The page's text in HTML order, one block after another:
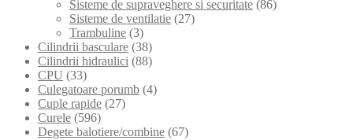
Sisteme de supraveghere si securitate (86)
Sisteme de ventilatie (27)
Trambuline (3)
Cilindrii basculare (38)
Cilindrii hidraulici (88)
CPU (33)
Culegatoare porumb (4)
Cuple rapide (27)
Curele (596)
Degete balotiere/combine (67)